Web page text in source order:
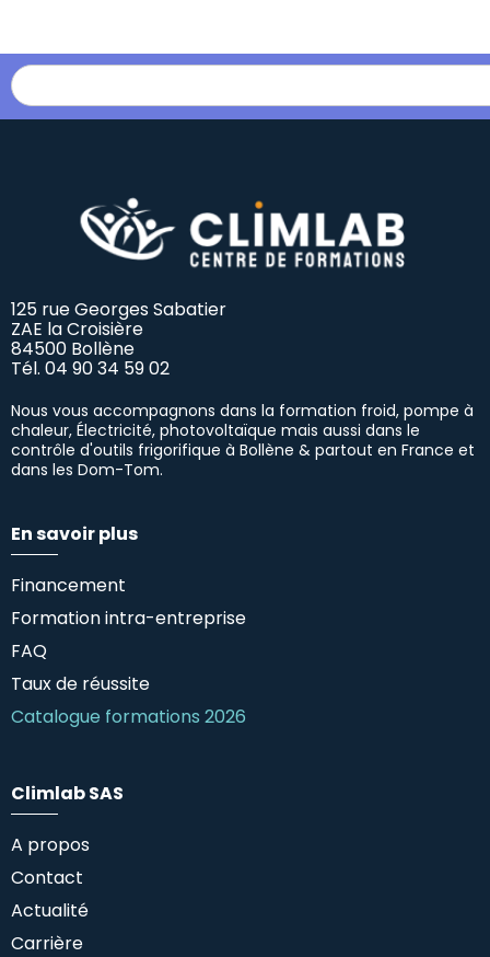
125 rue Georges Sabatier
ZAE la Croisière
84500 Bollène
Tél. 04 90 34 59 02
Nous vous accompagnons dans la formation froid, pompe à
chaleur, Électricité, photovoltaïque mais aussi dans le
contrôle d'outils frigorifique à Bollène & partout en France et
dans les Dom-Tom.
En savoir plus
Financement
Formation intra-entreprise
FAQ
Taux de réussite
Catalogue formations 2026
Climlab SAS
A propos
Contact
Actualité
Carrière